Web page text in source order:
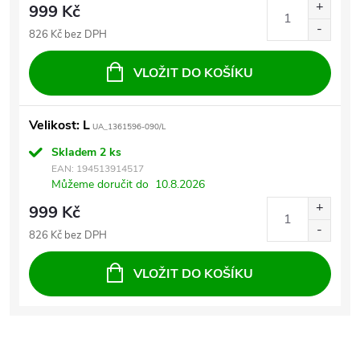
999 Kč
826 Kč bez DPH
VLOŽIT DO KOŠÍKU
Velikost: L UA_1361596-090/L
Skladem 2 ks
EAN: 194513914517
Můžeme doručit do 10.8.2026
999 Kč
826 Kč bez DPH
VLOŽIT DO KOŠÍKU